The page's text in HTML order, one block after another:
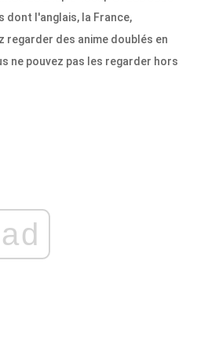
dont l'anglais, la France,
regarder des anime doublés en
ne pouvez pas les regarder hors
ad